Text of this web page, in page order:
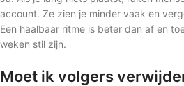
account. Ze zien je minder vaak en
Een haalbaar ritme is beter dan af en
weken stil zijn.
Moet ik volgers